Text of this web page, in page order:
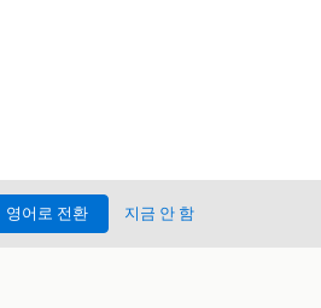
영어로 전환 지금 안 함